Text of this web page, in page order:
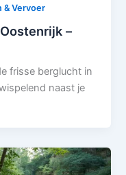
& Vervoer
–
frisse berglucht in
naast je